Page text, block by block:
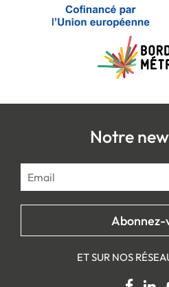
Notre
ET SUR NOS